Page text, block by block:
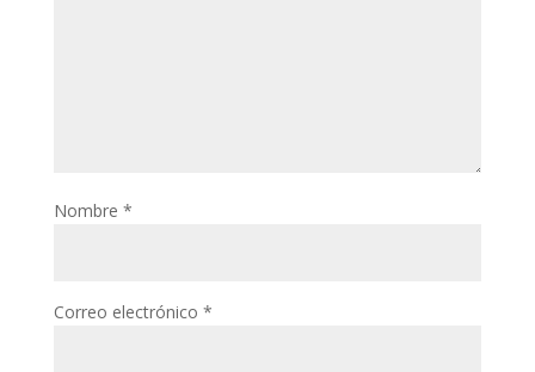
Nombre *
Correo electrónico *